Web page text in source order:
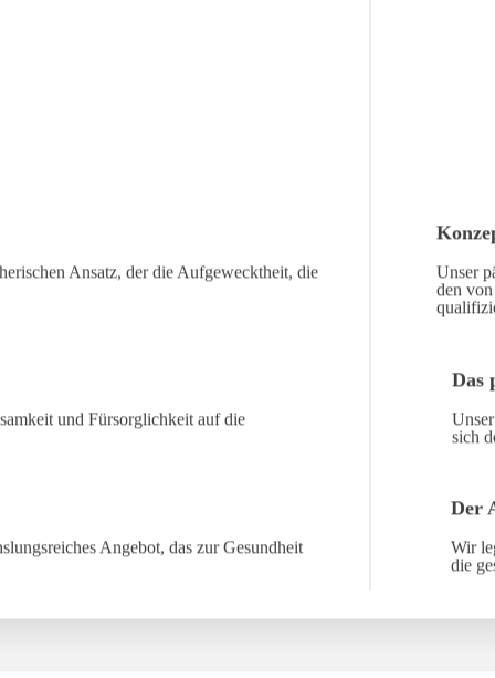
Ansatz, der die Aufgewecktheit, die
Unser
den
und Fürsorglichkeit auf die
Das
sich
Angebot, das zur Gesundheit
Der
Wir
die